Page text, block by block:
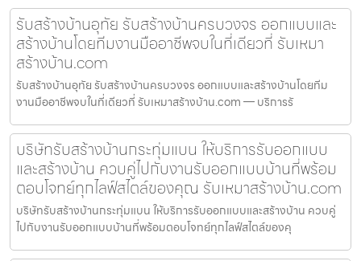
รับสร้างบ้านอุทัย รับสร้างบ้านครบวงจร ออกแบบและ
สร้างบ้านโดยทีมงานมืออาชีพจบในที่เดียวที่ รับเหมา
สร้างบ้าน.com
รับสร้างบ้านอุทัย รับสร้างบ้านครบวงจร ออกแบบและสร้างบ้านโดยทีม
งานมืออาชีพจบในที่เดียวที่ รับเหมาสร้างบ้าน.com — บริการรั
บริษัทรับสร้างบ้านกระทุ่มแบน ให้บริการรับออกแบบ
และสร้างบ้าน ควบคู่ไปกับงานรับออกแบบบ้านที่พร้อม
ตอบโจทย์ทุกไลฟ์สไตล์ของคุณ รับเหมาสร้างบ้าน.com
บริษัทรับสร้างบ้านกระทุ่มแบน ให้บริการรับออกแบบและสร้างบ้าน ควบคู่
ไปกับงานรับออกแบบบ้านที่พร้อมตอบโจทย์ทุกไลฟ์สไตล์ของคุ